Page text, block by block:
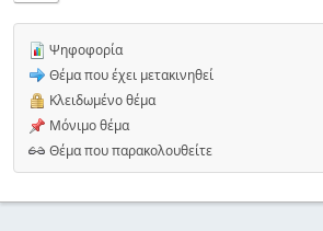
Ψηφοφορία
Θέμα που έχει μετακινηθεί
Κλειδωμένο θέμα
Μόνιμο θέμα
Θέμα που παρακολουθείτε